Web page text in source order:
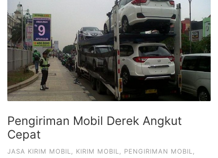
Pengiriman Mobil Derek Angkut
Cepat
JASA KIRIM MOBIL, KIRIM MOBIL, PENGIRIMAN MOBIL,